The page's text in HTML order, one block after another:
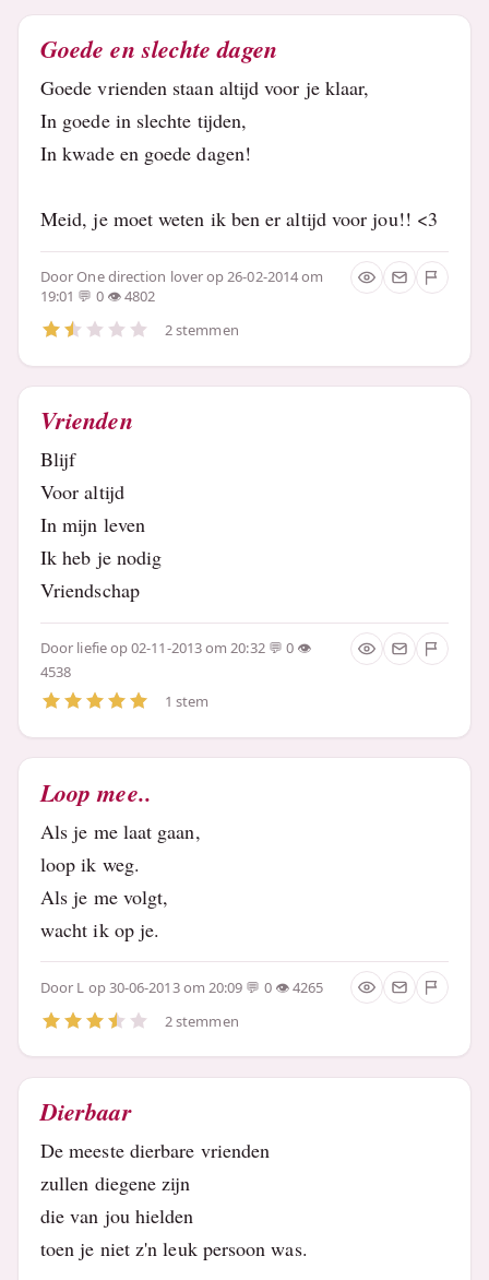
Goede en slechte dagen
Goede vrienden staan altijd voor je klaar,
In goede in slechte tijden,
In kwade en goede dagen!
Meid, je moet weten ik ben er altijd voor jou!! <3
DoorOne direction loverop 26-02-2014 om
19:01
0
4802
2 stemmen
Vrienden
Blijf
Voor altijd
In mijn leven
Ik heb je nodig
Vriendschap
Door liefieop 02-11-2013 om 20:32
0
4538
1 stem
Loop mee..
Als je me laat gaan,
loop ik weg.
Als je me volgt,
wacht ik op je.
Door L op 30-06-2013 om 20:09 0
4265
2 stemmen
Dierbaar
De meeste dierbare vrienden
zullen diegene zijn
die van jou hielden
toen je niet z'n leuk persoon was.